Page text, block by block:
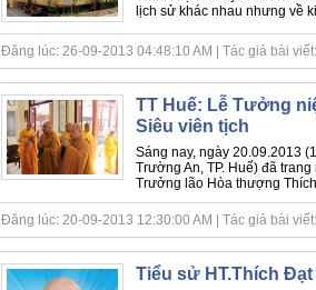
lịch sử khác nhau nhưng về
Đăng lúc: 26-09-2013 04:48:10 AM | Tác giả bài
TT Huế: Lễ Tưởng
Siêu viên tịch
Sáng nay, ngày 20.09.2013
Trường An, TP. Huế) đã
Trưởng lão Hòa thượng
Đăng lúc: 20-09-2013 12:30:00 AM | Tác giả bài
Tiểu sử HT.Thích Đạt